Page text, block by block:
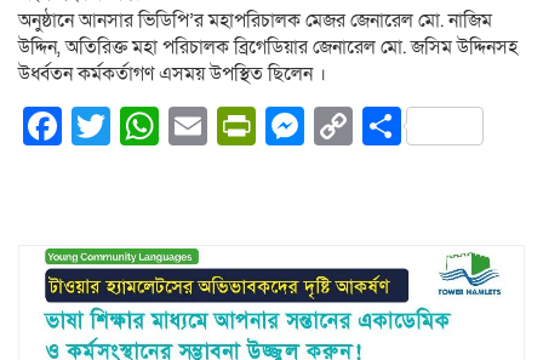
অনুষ্ঠানে আনসার ভিডিপি’র মহাপরিচালক মেজর জেনারেল মো. নাজিম
উদ্দিন, অতিরিক্ত মহা পরিচালক ব্রিগেডিয়ার জেনারেল মো. জসিম উদ্দিনসহ
উর্ধ্বতন কর্মকর্তাগণ এসময় উপস্থিত ছিলেন ।
Facebook
Twitter
WhatsApp
EmailPrintFriendly
Messenger
CopyShare